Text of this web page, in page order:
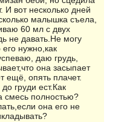
И вот несколько дней
малышка съела,
60 мл с двух
не давать.Не могу
нужно,как
даю грудь,
она засыпает
ещё, опять плачет.
груди ест.Как
смесь полностью?
она его не